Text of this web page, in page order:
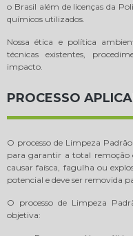
o Brasil além de licenças da
químicos utilizados.
Nossa ética e política
técnicas existentes,
impacto.
PROCESSO
O processo de Limpeza
para garantir a total remoção
causar faísca, fagulha ou
potencial e deve ser removida
O processo de Limpeza
objetiva: